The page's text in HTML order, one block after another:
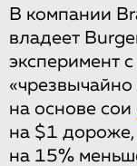
В компании
владеет
эксперимент
на основе сои
на $1
на 15%